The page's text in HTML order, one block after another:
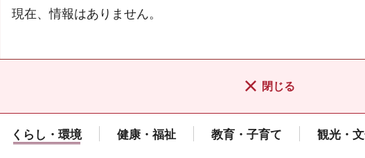
現在、情報はありません。
閉じる
くらし・環境 健康・福祉 教育・子育て 観光・